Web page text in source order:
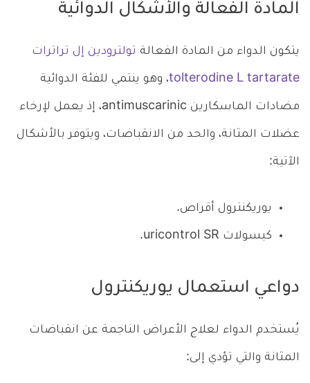
المادة الفعالة والأشكال الدوائية
يتكون الدواء من المادة الفعالة تولترودين إل تراترات
tolterodine L tartarate، وهو ينتمي للفئة الدوائية
مضادات الماسكارين antimuscarinic، إذ يعمل لإرخاء
عضلات المثانة، والحد من الانقباضات، ويتوفر بالأشكال
الآتية:
يوريكنترول أقراص.
كبسولات uricontrol SR.
دواعي استعمال يوريكنترول
يُستخدم الدواء لعلاج الأعراض الناجمة عن انقباضات
المثانة والتي تؤدي إلى: